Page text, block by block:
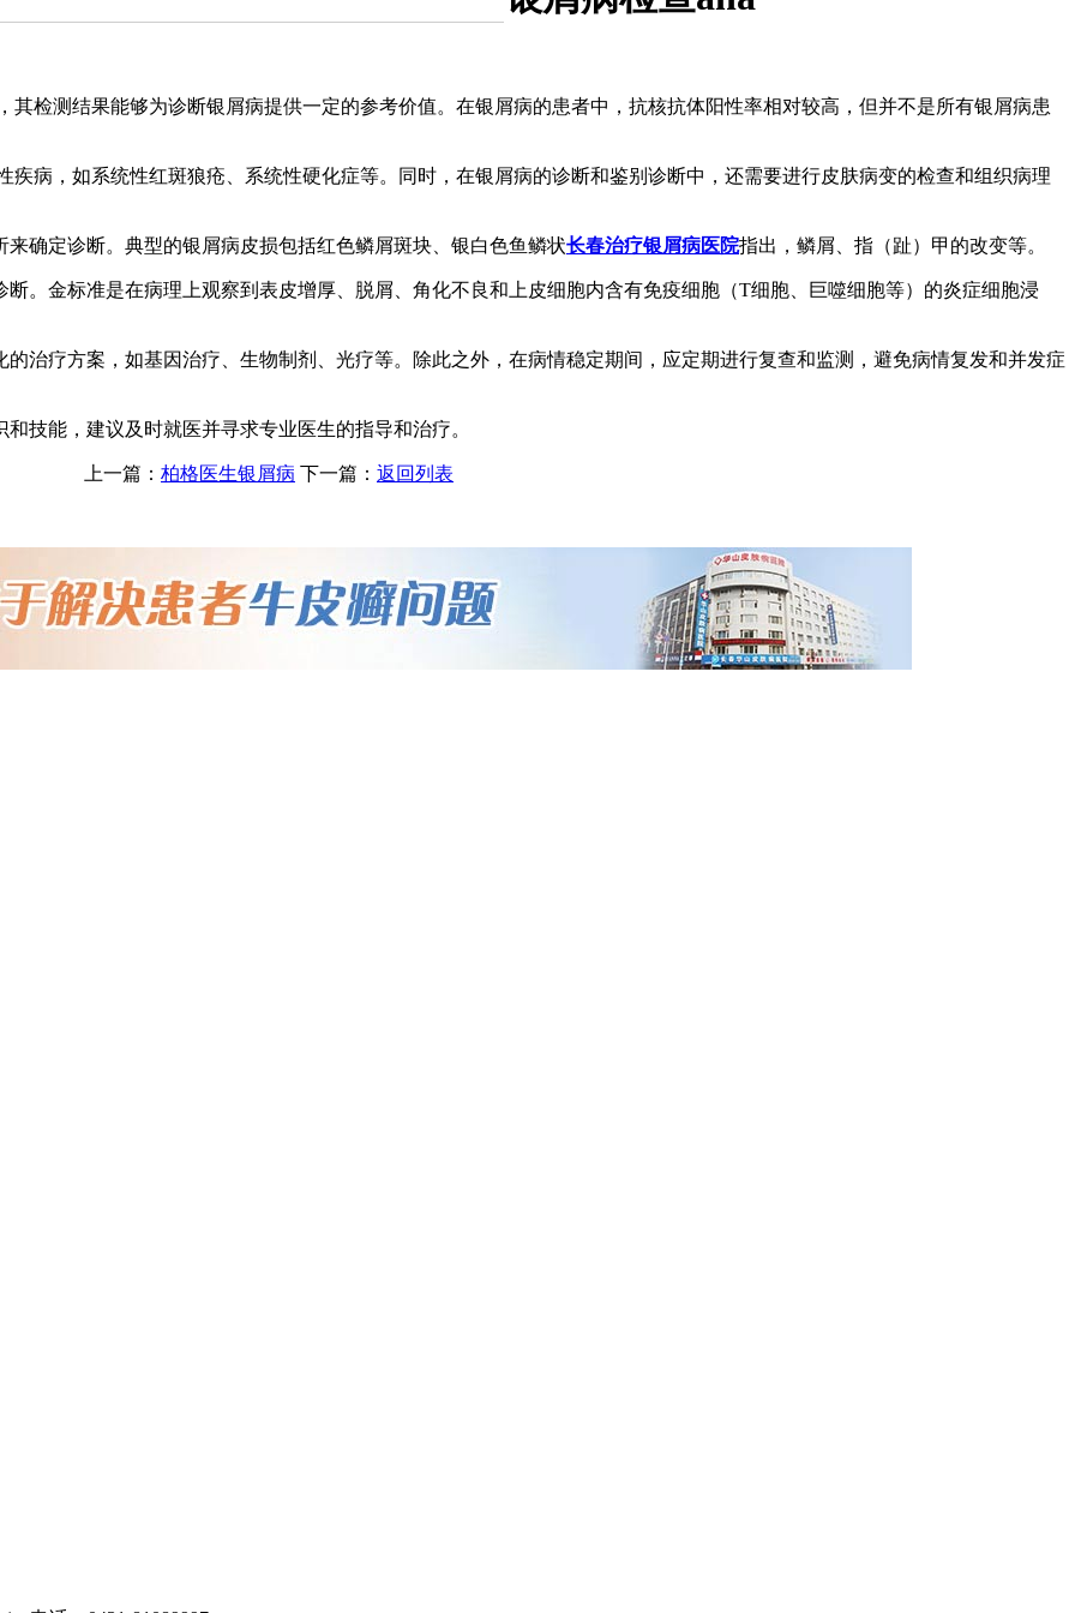
检测结果能够为诊断银屑病提供一定的参考价值。在银屑病的患者中，抗核抗体阳性率相对较高，但并不是所有银屑病患
病，如系统性红斑狼疮、系统性硬化症等。同时，在银屑病的诊断和鉴别诊断中，还需要进行皮肤病变的检查和组织病理
确定诊断。典型的银屑病皮损包括红色鳞屑斑块、银白色鱼鳞状长春治疗银屑病医院指出，鳞屑、指（趾）甲的改变等。
。金标准是在病理上观察到表皮增厚、脱屑、角化不良和上皮细胞内含有免疫细胞（T细胞、巨噬细胞等）的炎症细胞浸
治疗方案，如基因治疗、生物制剂、光疗等。除此之外，在病情稳定期间，应定期进行复查和监测，避免病情复发和并发症
技能，建议及时就医并寻求专业医生的指导和治疗。
上一篇： 柏格医生银屑病 下一篇： 返回列表